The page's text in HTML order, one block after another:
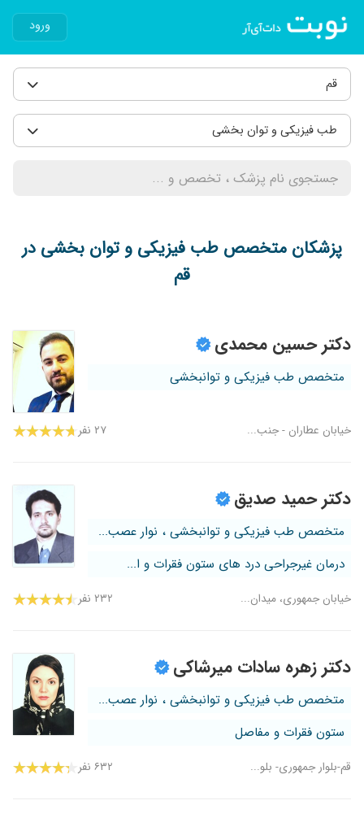
ورود
قم
طب فیزیکی و توان بخشی
پزشکان متخصص طب فیزیکی و توان بخشی در
قم
دکتر حسین محمدی
متخصص طب فیزیکی و توانبخشی
خیابان عطاران - جنب... ۲۷ نفر
دکتر حمید صدیق
متخصص طب فیزیکی و توانبخشی ، نوار عصب...
درمان غیرجراحی درد های ستون فقرات و ا...
خیابان جمهوری، میدان... ۲۳۲ نفر
دکتر زهره سادات میرشاکی
متخصص طب فیزیکی و توانبخشی ، نوار عصب...
ستون فقرات و مفاصل
قم-بلوار جمهوری- بلو... ۶۳۲ نفر